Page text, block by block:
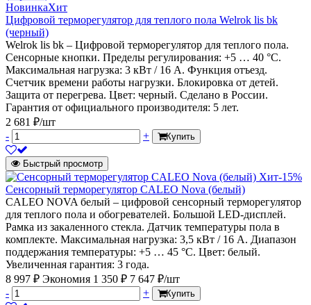
НовинкаХит
Цифровой терморегулятор для теплого пола Welrok lis bk
(черный)
Welrok lis bk – Цифровой терморегулятор для теплого пола.
Сенсорные кнопки. Пределы регулирования: +5 … 40 °С.
Максимальная нагрузка: 3 кВт / 16 А. Функция отъезд.
Счетчик времени работы нагрузки. Блокировка от детей.
Защита от перегрева. Цвет: черный. Сделано в России.
Гарантия от официального производителя: 5 лет.
2 681 ₽/шт
-
+ Купить
Быстрый просмотр
Хит-15%
Сенсорный терморегулятор CALEO Nova (белый)
CALEO NOVA белый – цифровой сенсорный терморегулятор
для теплого пола и обогревателей. Большой LED-дисплей.
Рамка из закаленного стекла. Датчик температуры пола в
комплекте. Максимальная нагрузка: 3,5 кВт / 16 А. Диапазон
поддержания температуры: +5 … 45 °С. Цвет: белый.
Увеличенная гарантия: 3 года.
8 997 ₽ Экономия 1 350 ₽ 7 647 ₽/шт
-
+ Купить